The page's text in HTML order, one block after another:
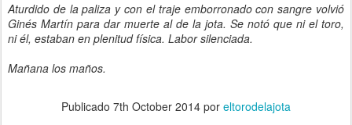
Aturdido de la paliza y con el traje emborronado con sangre volvió
Ginés Martín para dar muerte al de la jota. Se notó que ni el toro,
ni él, estaban en plenitud física. Labor silenciada.
Mañana los maños.
Publicado 7th October 2014 por eltorodelajota